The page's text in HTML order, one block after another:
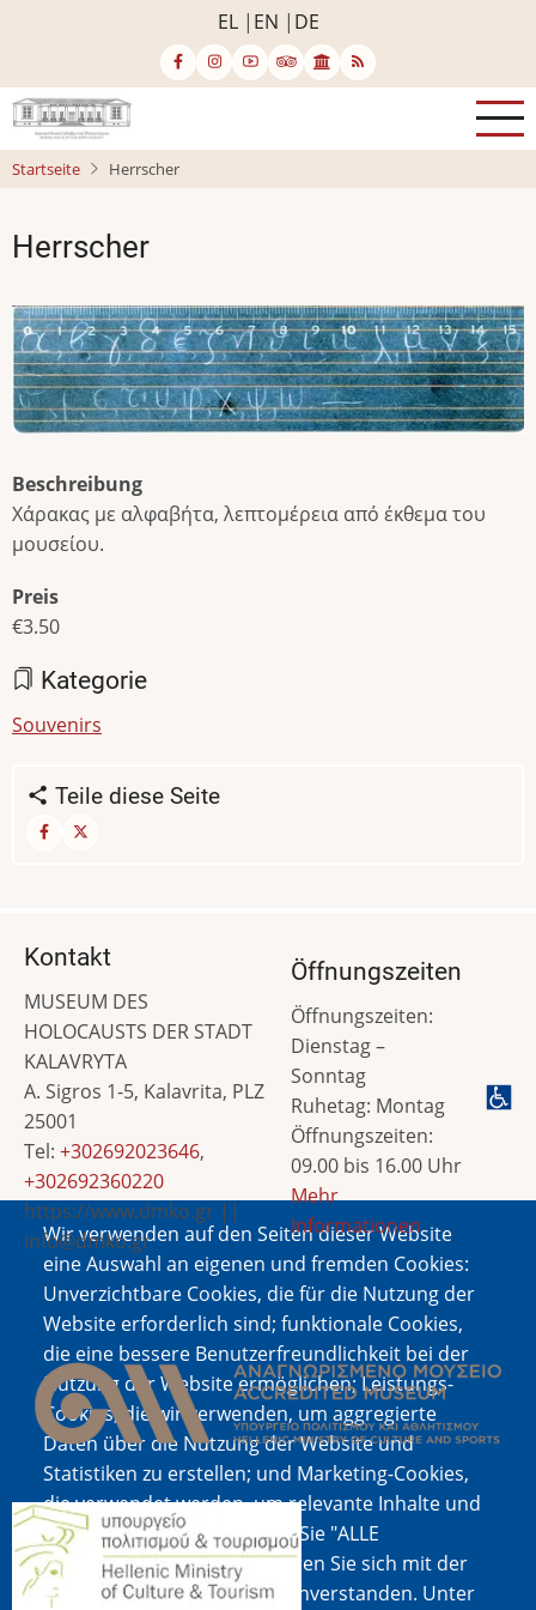
EL EN DE
Startseite Herrscher
Herrscher
Beschreibung
Χάρακας με αλφαβήτα, λεπτομέρεια από έκθεμα του
μουσείου.
Preis
€3.50
Kategorie
Souvenirs
Teile diese Seite
Wir verwenden auf den Seiten dieser Website
eine Auswahl an eigenen und fremden Cookies:
Unverzichtbare Cookies, die für die Nutzung der
Website erforderlich sind; funktionale Cookies,
die eine bessere Benutzerfreundlichkeit bei der
Nutzung der Website ermöglichen; Leistungs-
Cookies, die wir verwenden, um aggregierte
Daten über die Nutzung der Website und
Statistiken zu erstellen; und Marketing-Cookies,
die verwendet werden, um relevante Inhalte und
Werbung anzuzeigen. Wenn Sie "ALLE
AKZEPTIEREN" wählen, erklären Sie sich mit der
Verwendung aller Cookies einverstanden. Unter
Kontakt
MUSEUM DES
HOLOCAUSTS DER STADT
KALAVRYTA
A. Sigros 1-5, Kalavrita, PLZ
25001
Tel: +302692023646,
+302692360220
https://www.dmko.gr ||
info@dmko.gr
Öffnungszeiten
Öffnungszeiten:
Dienstag –
Sonntag
Ruhetag: Montag
Öffnungszeiten:
09.00 bis 16.00 Uhr
Mehr
Informationen
Bild
Bild